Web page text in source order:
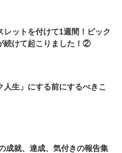
レットを付けて1週間！ビック
続けて起こりました！②
人生」にする前にするべきこ
成就、達成、気付きの報告集